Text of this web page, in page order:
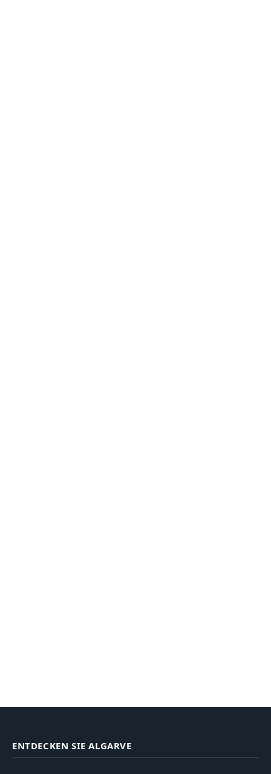
ENTDECKEN SIE ALGARVE